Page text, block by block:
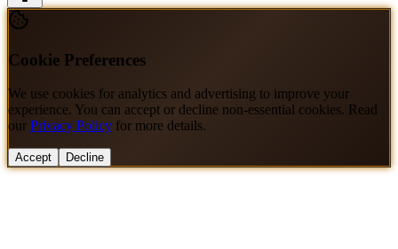
Cookie Preferences
We use cookies for analytics and advertising to improve your
experience. You can accept or decline non-essential cookies. Read
our Privacy Policy for more details.
Accept Decline